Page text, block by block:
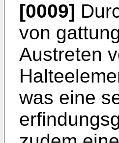
[0009]
von
Austreten
was eine